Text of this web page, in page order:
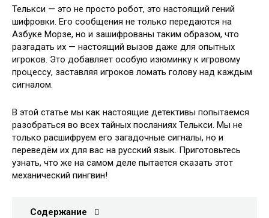
Телькси — это не просто робот, это настоящий гений
шифровки. Его сообщения не только передаются на
Азбуке Морзе, но и зашифрованы таким образом, что
разгадать их — настоящий вызов даже для опытных
игроков. Это добавляет особую изюминку к игровому
процессу, заставляя игроков ломать голову над каждым
сигналом.
В этой статье мы как настоящие детективы попытаемся
разобраться во всех тайных посланиях Телькси. Мы не
только расшифруем его загадочные сигналы, но и
переведём их для вас на русский язык. Приготовьтесь
узнать, что же на самом деле пытается сказать этот
механический пингвин!
Содержание